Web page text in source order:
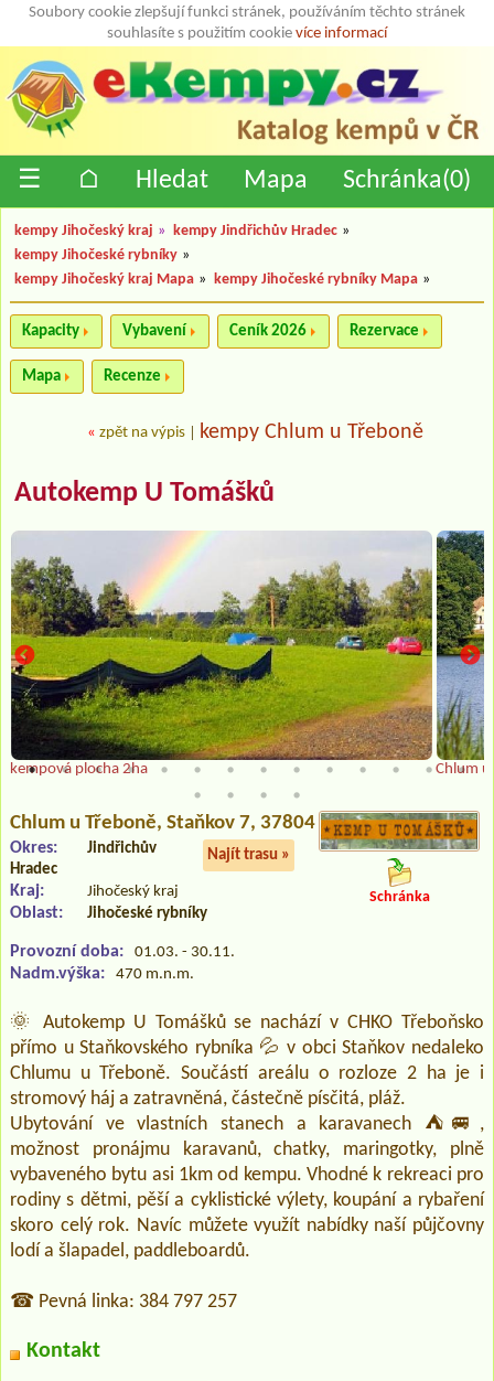
Soubory cookie zlepšují funkci stránek, používáním těchto stránek
souhlasíte s použitím cookie více informací
☰ ⌂ Hledat Mapa Schránka(0)
kempy Jihočeský kraj » kempy Jindřichův Hradec »
kempy Jihočeské rybníky »
kempy Jihočeský kraj Mapa » kempy Jihočeské rybníky Mapa »
Kapacity Vybavení Ceník 2026 Rezervace
Mapa Recenze
« zpět na výpis kempy Chlum u Třeboně
Autokemp U Tomášků
kempová plocha 2ha Chlum
Chlum u Třeboně, Staňkov 7, 37804
Najít trasu »
Okres:
Jindřichův
Hradec
Kraj: Jihočeský kraj
Oblast: Jihočeské rybníky
Provozní doba: 01.03. - 30.11.
Nadm.výška: 470 m.n.m.
Schránka
🌞 Autokemp U Tomášků se nachází v CHKO Třeboňsko
přímo u Staňkovského rybníka 💦 v obci Staňkov nedaleko
Chlumu u Třeboně. Součástí areálu o rozloze 2 ha je i
stromový háj a zatravněná, částečně písčitá, pláž.
Ubytování ve vlastních stanech a karavanech ⛺🚐,
možnost pronájmu karavanů, chatky, maringotky, plně
vybaveného bytu asi 1km od kempu. Vhodné k rekreaci pro
rodiny s dětmi, pěší a cyklistické výlety, koupání a rybaření
skoro celý rok. Navíc můžete využít nabídky naší půjčovny
lodí a šlapadel, paddleboardů.
☎ Pevná linka: 384 797 257
Kontakt